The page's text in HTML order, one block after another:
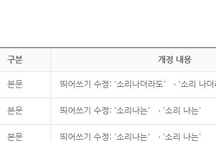
구분 개정 내용
본문 띄어쓰기 수정: '소리나더라도' → '소리 나더
본문 띄어쓰기 수정: '소리나는' → '소리 나는'
본문 띄어쓰기 수정: '소리나는' → '소리 나는'